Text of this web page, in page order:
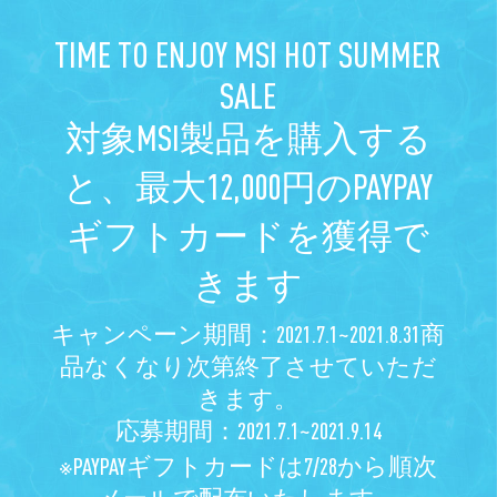
TIME TO ENJOY MSI HOT SUMMER
SALE
対象MSI製品を購入する
と、最大12,000円のPAYPAY
ギフトカードを獲得で
きます
キャンペーン期間：2021.7.1~2021.8.31商
品なくなり次第終了させていただ
きます。
応募期間：2021.7.1~2021.9.14
※PAYPAYギフトカードは7/28から順次